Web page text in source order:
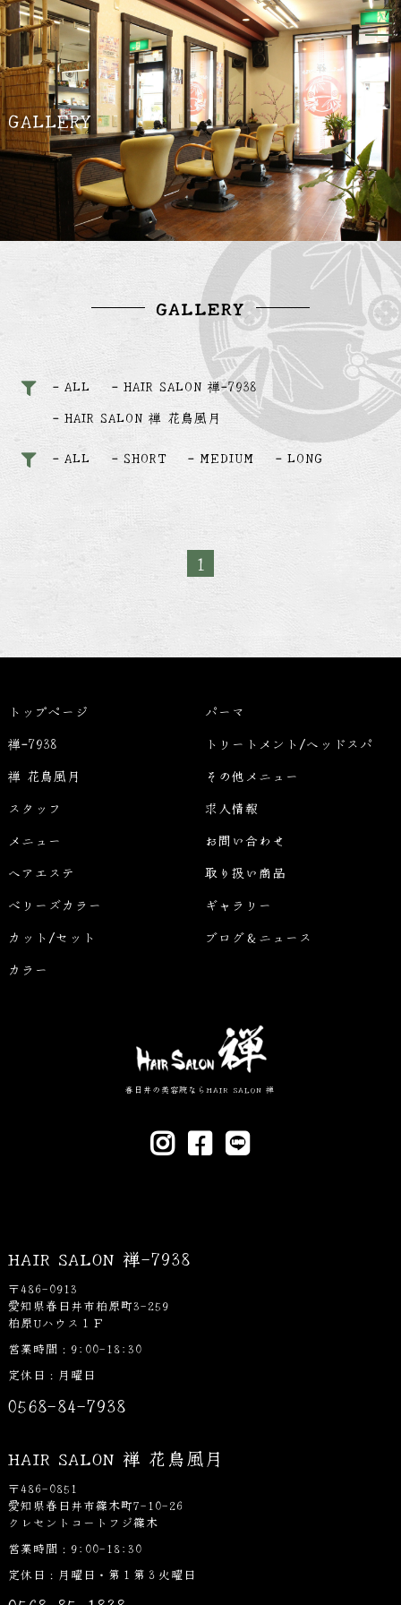
GALLERY
GALLERY
ALL
HAIR SALON 禅-7938
HAIR SALON 禅 花鳥風月
ALL SHORT MEDIUM LONG
1
トップページ
禅-7938
禅 花鳥風月
スタッフ
メニュー
ヘアエステ
ベリーズカラー
カット/セット
カラー
パーマ
トリートメント/ヘッドスパ
その他メニュー
求人情報
お問い合わせ
取り扱い商品
ギャラリー
ブログ＆ニュース
春日井の美容院ならHAIR SALON 禅
HAIR SALON 禅-7938
〒486-0913
愛知県春日井市柏原町3-259
柏原Uハウス１Ｆ
営業時間：9:00-18:30
定休日：月曜日
0568-84-7938
HAIR SALON 禅 花鳥風月
〒486-0851
愛知県春日井市篠木町7-10-26
クレセントコートフジ篠木
営業時間：9:00-18:30
定休日：月曜日・第１第３火曜日